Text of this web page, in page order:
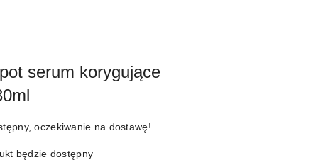
serum korygujące
oczekiwanie na dostawę!
będzie dostępny